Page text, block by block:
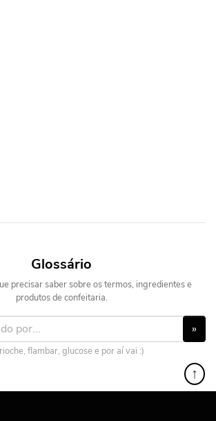
Glossário
precisar saber sobre os termos, ingredientes e
produtos de confeitaria.
»
flambar, glucose e por aí vai :)
↑